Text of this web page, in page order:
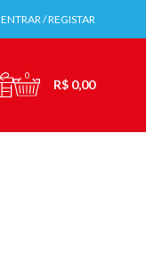
ENTRAR / REGISTAR
0
R$ 0,00